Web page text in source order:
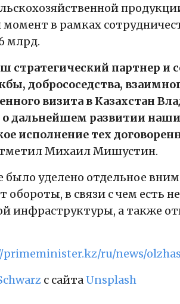
в рамках
млрд.
стратегический партнер
добрососедства,
визита в Казахстан
о дальнейшем развитии
исполнение тех
Михаил Мишустин.
было уделено отдельное
обороты, в связи с чем есть
инфраструктуры, а также
ru/news/
с сайта Unsplash